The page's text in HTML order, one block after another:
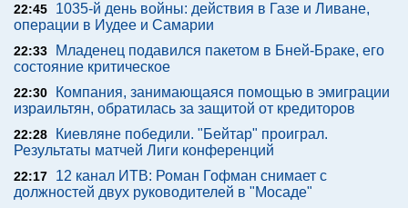
22:45
1035-й день войны: действия в Газе и Ливане,
операции в Иудее и Самарии
22:33
Младенец подавился пакетом в Бней-Браке, его
состояние критическое
22:30
Компания, занимающаяся помощью в эмиграции
израильтян, обратилась за защитой от кредиторов
22:28
Киевляне победили. "Бейтар" проиграл.
Результаты матчей Лиги конференций
22:17
12 канал ИТВ: Роман Гофман снимает с
должностей двух руководителей в "Мосаде"